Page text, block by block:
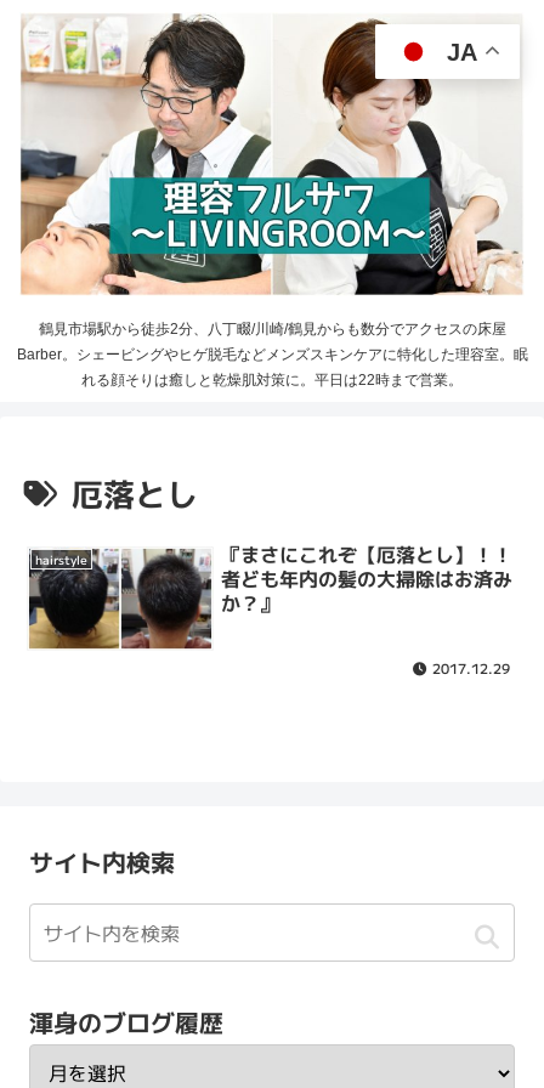
鶴見市場駅から徒歩2分、八丁畷/川崎/鶴見からも数分でアクセスの床屋
Barber。シェービングやヒゲ脱毛などメンズスキンケアに特化した理容室。眠
れる顔そりは癒しと乾燥肌対策に。平日は22時まで営業。
厄落とし
hairstyle
『まさにこれぞ【厄落とし】！！
者ども年内の髪の大掃除はお済み
か？』
2017.12.29
サイト内検索
渾身のブログ履歴
JA